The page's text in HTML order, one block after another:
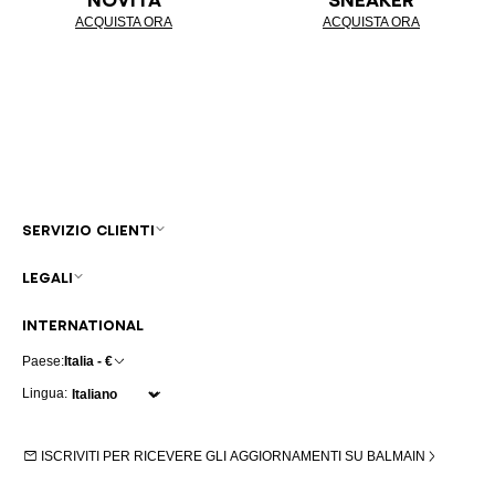
ACQUISTA ORA ACQUISTA ORA
INTERNATIONAL
Paese:Italia - €
Lingua:
ISCRIVITI PER RICEVERE GLI AGGIORNAMENTI SU BALMAIN
SERVIZIO CLIENTI
LEGALI